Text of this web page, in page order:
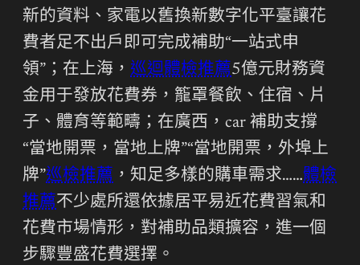
新的資料、家電以舊換新數字化平臺讓花
費者足不出戶即可完成補助“一站式申
領”；在上海， 巡迴體檢推薦5億元財務資
金用于發放花費券，籠罩餐飲、住宿、片
子、體育等範疇；在廣西，car 補助支撐
“當地開票，當地上牌”“當地開票，外埠上
牌”巡檢推薦 ，知足多樣的購車需求……體檢
推薦不少處所還依據居平易近花費習氣和
花費市場情形，對補助品類擴容，進一個
步驟豐盛花費選擇。